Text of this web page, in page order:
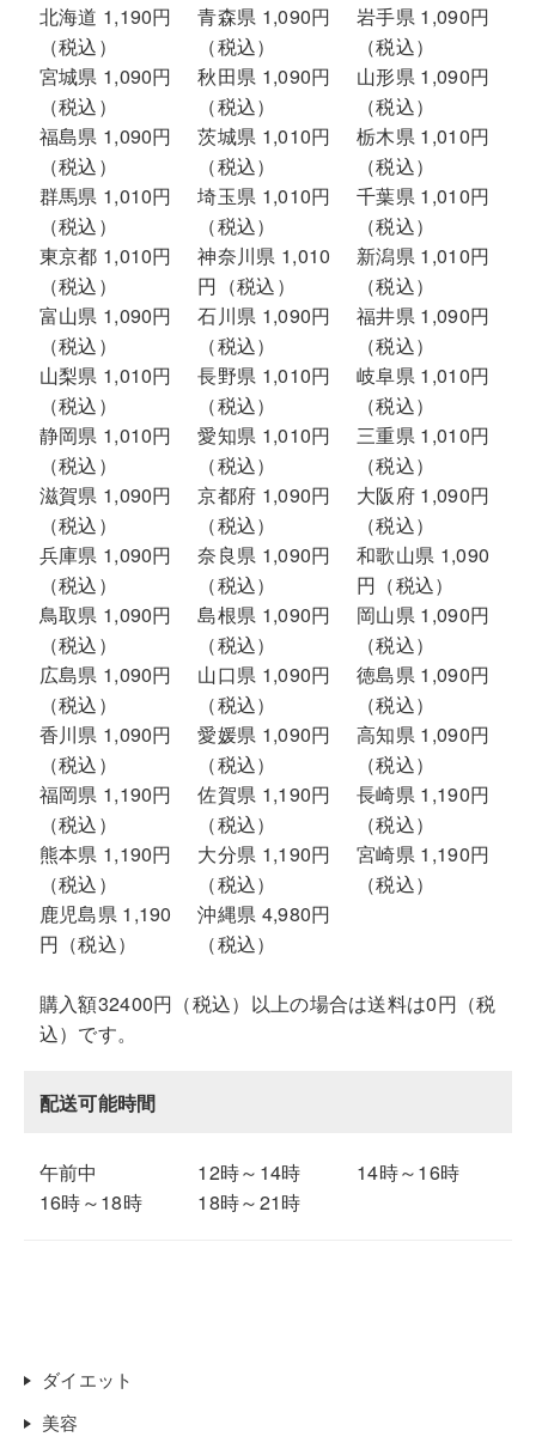
北海道 1,190円
（税込）
青森県 1,090円
（税込）
岩手県 1,090円
（税込）
宮城県 1,090円
（税込）
秋田県 1,090円
（税込）
山形県 1,090円
（税込）
福島県 1,090円
（税込）
茨城県 1,010円
（税込）
栃木県 1,010円
（税込）
群馬県 1,010円
（税込）
埼玉県 1,010円
（税込）
千葉県 1,010円
（税込）
東京都 1,010円
（税込）
神奈川県 1,010
円（税込）
新潟県 1,010円
（税込）
富山県 1,090円
（税込）
石川県 1,090円
（税込）
福井県 1,090円
（税込）
山梨県 1,010円
（税込）
長野県 1,010円
（税込）
岐阜県 1,010円
（税込）
静岡県 1,010円
（税込）
愛知県 1,010円
（税込）
三重県 1,010円
（税込）
滋賀県 1,090円
（税込）
京都府 1,090円
（税込）
大阪府 1,090円
（税込）
兵庫県 1,090円
（税込）
奈良県 1,090円
（税込）
和歌山県 1,090
円（税込）
鳥取県 1,090円
（税込）
島根県 1,090円
（税込）
岡山県 1,090円
（税込）
広島県 1,090円
（税込）
山口県 1,090円
（税込）
徳島県 1,090円
（税込）
香川県 1,090円
（税込）
愛媛県 1,090円
（税込）
高知県 1,090円
（税込）
福岡県 1,190円
（税込）
佐賀県 1,190円
（税込）
長崎県 1,190円
（税込）
熊本県 1,190円
（税込）
大分県 1,190円
（税込）
宮崎県 1,190円
（税込）
鹿児島県 1,190
円（税込）
沖縄県 4,980円
（税込）
購入額32400円（税込）以上の場合は送料は0円（税
込）です。
配送可能時間
午前中 12時～14時
14時～16時
16時～18時
18時～21時
ダイエット
美容